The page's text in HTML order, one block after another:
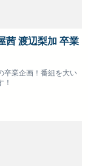
茜 渡辺梨加 卒業
卒業企画！番組を大い